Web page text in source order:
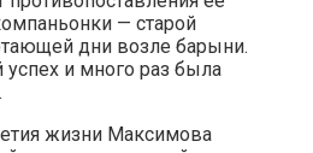
— старой
дни возле барыни.
и много раз была
жизни Максимова